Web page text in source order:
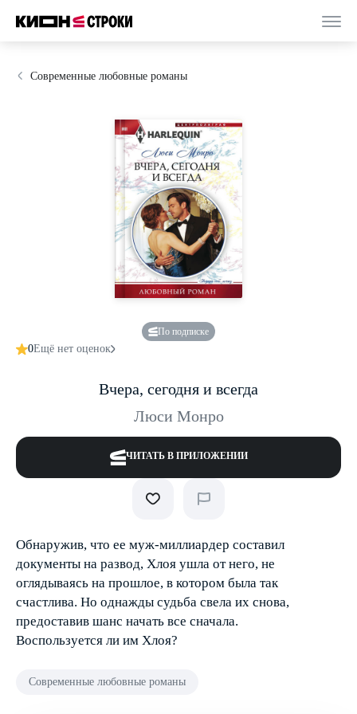
Современные любовные романы
По подписке
0Ещё нет оценок
Вчера, сегодня и всегда
Люси Монро
ЧИТАТЬ В ПРИЛОЖЕНИИ
Обнаружив, что ее муж-миллиардер составил
документы на развод, Хлоя ушла от него, не
оглядываясь на прошлое, в котором была так
счастлива. Но однажды судьба свела их снова,
предоставив шанс начать все сначала.
Воспользуется ли им Хлоя?
Современные любовные романы